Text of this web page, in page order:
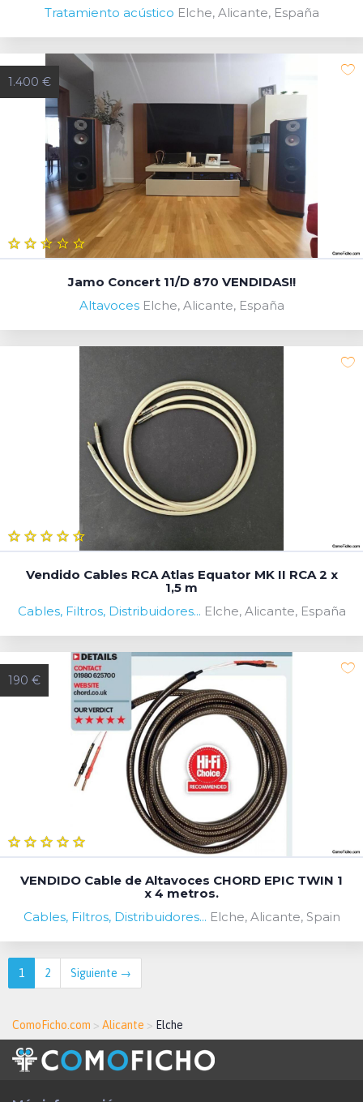
Tratamiento acústico Elche, Alicante, España
1.400 €
Jamo Concert 11/D 870 VENDIDAS!!
Altavoces Elche, Alicante, España
Vendido Cables RCA Atlas Equator MK II RCA 2 x
1,5 m
Cables, Filtros, Distribuidores... Elche, Alicante, España
190 €
VENDIDO Cable de Altavoces CHORD EPIC TWIN 1
x 4 metros.
Cables, Filtros, Distribuidores... Elche, Alicante, Spain
1 2 Siguiente →
ComoFicho.com > Alicante > Elche